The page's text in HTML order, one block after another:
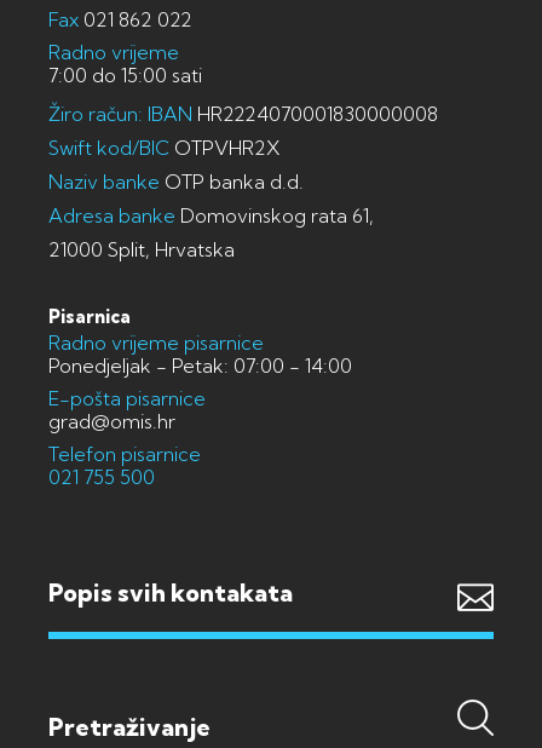
Fax 021 862 022
Radno vrijeme
7:00 do 15:00 sati
Žiro račun: IBAN HR2224070001830000008
Swift kod/BIC OTPVHR2X
Naziv banke OTP banka d.d.
Adresa banke Domovinskog rata 61,
21000 Split, Hrvatska
Pisarnica
Radno vrijeme pisarnice
Ponedjeljak - Petak: 07:00 - 14:00
E-pošta pisarnice
grad@omis.hr
Telefon pisarnice
021 755 500
Popis svih kontakata